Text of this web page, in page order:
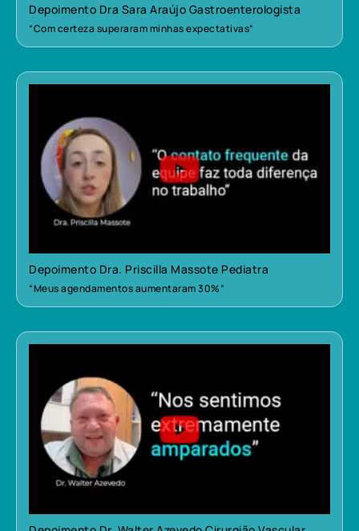
Depoimento Dra Sara Araújo Gastroenterologista
“Com certeza superaram minhas expectativas”
Depoimento Dra. Priscilla Massote Pediatra
“Meus agendamentos aumentaram 30%”